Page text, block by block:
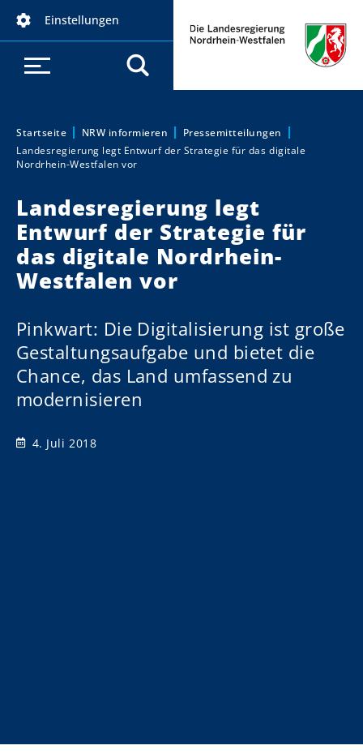
Einstellungen
Sie sind hier:
Startseite NRW informieren
Pressemitteilungen
Landesregierung legt Entwurf der Strategie für das digitale
Nordrhein-Westfalen vor
Landesregierung legt
Entwurf der Strategie für
das digitale Nordrhein-
Westfalen vor
Pinkwart: Die Digitalisierung ist große
Gestaltungsaufgabe und bietet die
Chance, das Land umfassend zu
modernisieren
4. Juli 2018